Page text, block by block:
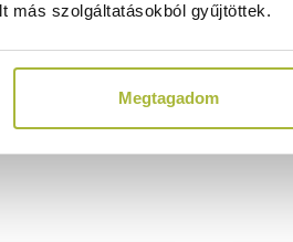
más szolgáltatásokból gyűjtöttek.
Megtagadom
Ft
Ft+ ÁFA) (